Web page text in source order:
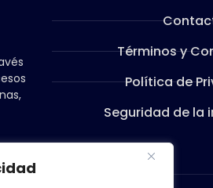
Términos y
Política de
Seguridad de la